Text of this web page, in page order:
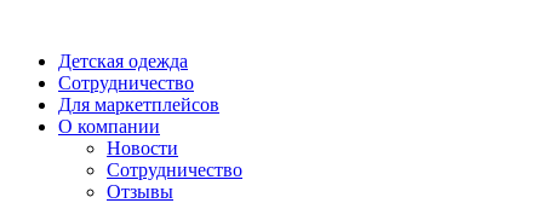
Детская одежда
Сотрудничество
Для маркетплейсов
О компании
Новости
Сотрудничество
Отзывы